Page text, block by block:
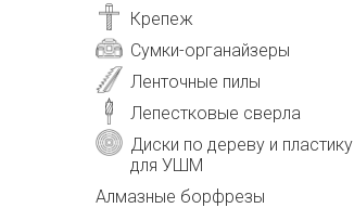
Крепеж
Сумки-органайзеры
Ленточные пилы
Лепестковые сверла
Диски по дереву и пластику
для УШМ
Алмазные борфрезы